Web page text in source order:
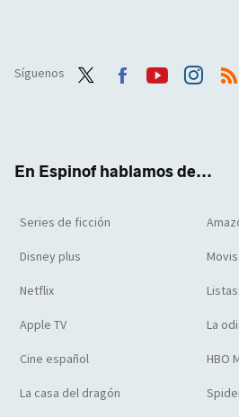
Síguenos
En Espinof hablamos de...
Series de ficción
Disney plus
Netflix Listas
Apple TV La
Cine español HBO
La casa del dragón